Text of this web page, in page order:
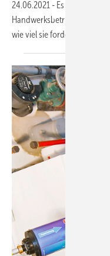
24.06.2021 - Es gibt
Handwerksbetrieb keine
wie viel sie fordern können.